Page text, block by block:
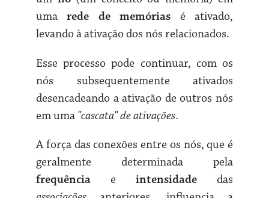
umarede de memórias é ativado,
levando à ativação dos nós relacionados.
Esse processo pode continuar, com os
nós subsequentemente ativados
desencadeando a ativação de outros nós
em uma "cascata" de ativações.
A força das conexões entre os nós, que é
geralmente determinada pela
frequência e intensidade das